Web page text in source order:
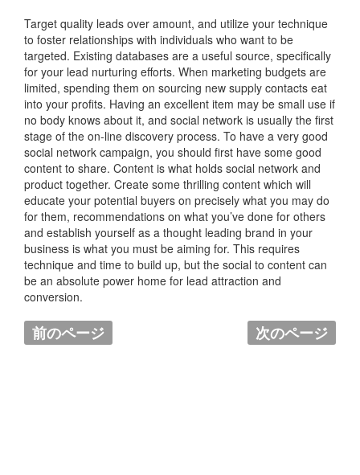
Target quality leads over amount, and utilize your technique
to foster relationships with individuals who want to be
targeted. Existing databases are a useful source, specifically
for your lead nurturing efforts. When marketing budgets are
limited, spending them on sourcing new supply contacts eat
into your profits. Having an excellent item may be small use if
no body knows about it, and social network is usually the first
stage of the on-line discovery process. To have a very good
social network campaign, you should first have some good
content to share. Content is what holds social network and
product together. Create some thrilling content which will
educate your potential buyers on precisely what you may do
for them, recommendations on what you’ve done for others
and establish yourself as a thought leading brand in your
business is what you must be aiming for. This requires
technique and time to build up, but the social to content can
be an absolute power home for lead attraction and
conversion.
前のページ 次のページ